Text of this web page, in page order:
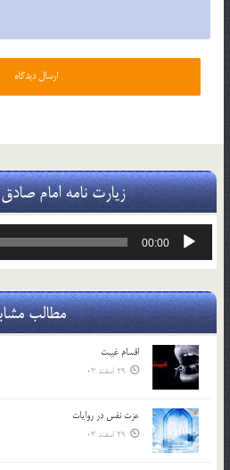
زیارت نامه امام
پخش‌کننده
00:00
مطالب
اقسام غيبت
29 اسفند 03
عزت نفس در روايات
29 اسفند 03